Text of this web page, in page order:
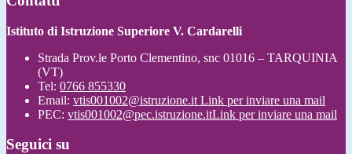
Istituto di Istruzione Superiore V. Cardarelli
Strada Prov.le Porto Clementino, snc 01016 – TARQUINIA
(VT)
Tel: 0766 855330
Email: vtis001002@istruzione.it Link per inviare una mail
PEC: vtis001002@pec.istruzione.itLink per inviare una mail
Seguici su